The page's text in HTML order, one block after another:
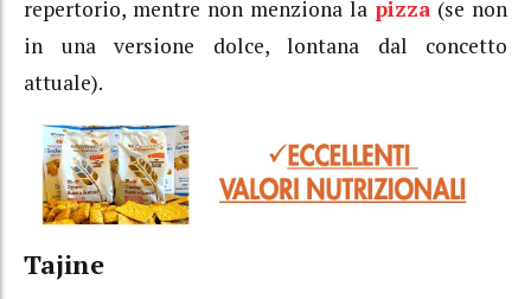
repertorio, mentre non menziona la pizza (se non
in una versione dolce, lontana dal concetto
attuale).
Tajine